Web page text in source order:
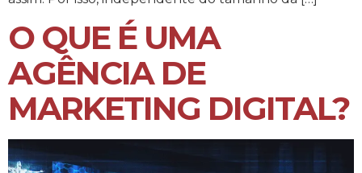
O QUE É UMA
AGÊNCIA DE
MARKETING DIGITAL?